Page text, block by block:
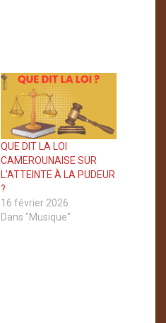
QUE DIT LA LOI
CAMEROUNAISE SUR
L’ATTEINTE À LA PUDEUR
?
16 février 2026
Dans "Musique"